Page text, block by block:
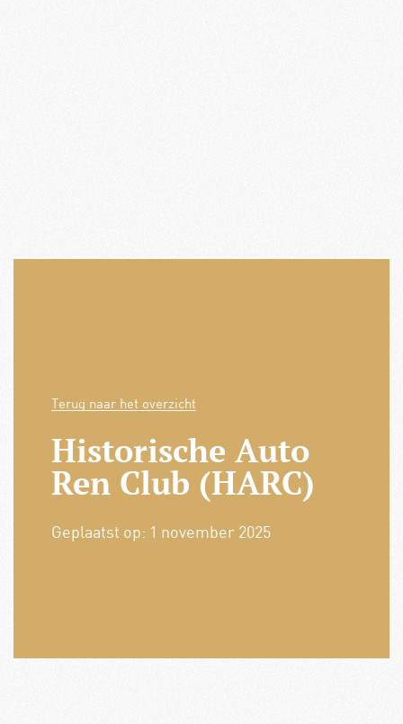
Terug naar het overzicht
Historische Auto
Ren Club (HARC)
Geplaatst op: 1 november 2025